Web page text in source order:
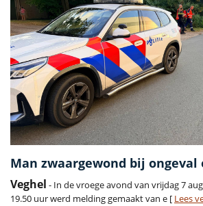
Man zwaargewond bij
Veghel - In de vroege avond van vrijdag 7
19.50 uur werd melding gemaakt van e [ Lees